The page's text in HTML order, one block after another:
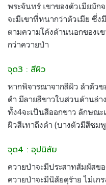
พระจันทร์ เขาของตัวเมียมัก
จะมีเขาที่หนากว่าตัวเมีย ซึ่ง
ตามความโค้งด้านนอกของเ
กว่าควายป่า
จุด3 : สีผิว
หากพิจารณาจากสีผิว ลำตัว
ดำ มีลายสีขาวในส่วนด้านล่
ทั้ง4จะเป็นสีออกขาว ลักษณ
ผิวสีเทาถึงดำ (บางตัวมีสีชม
จุด4 : อุปนิสัย
ควายป่าจะมีประสาทสัมผัสข
ควายป่าจะมีนิสัยดุร้าย ไม่เ